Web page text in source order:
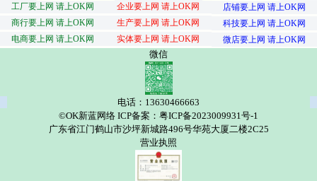
工厂要上网 请上OK网 企业要上网 请上OK网
店铺要上网 请上OK网
商行要上网 请上OK网
生产要上网 请上OK网
科技要上网 请上OK网
电商要上网 请上OK网
实体要上网 请上OK网 微店要上网 请上OK网
微信
电话：13630466663
©OK新蓝网络 ICP备案：粤ICP备2023009931号-1
广东省江门鹤山市沙坪新城路496号华苑大厦二楼2C25
营业执照